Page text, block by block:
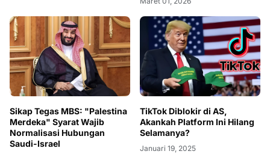
Sikap Tegas MBS: "Palestina
Merdeka" Syarat Wajib
Normalisasi Hubungan
Saudi-Israel
TikTok Diblokir di AS,
Akankah Platform Ini Hilang
Selamanya?
Januari 19, 2025